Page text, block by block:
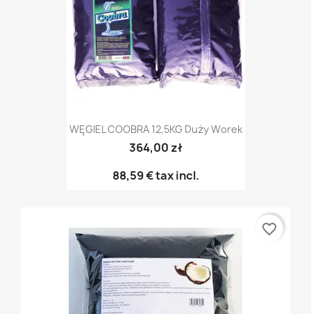
WĘGIEL COOBRA 12,5KG Duży Worek
364,00 zł
88,59 €tax incl.
favorite_border